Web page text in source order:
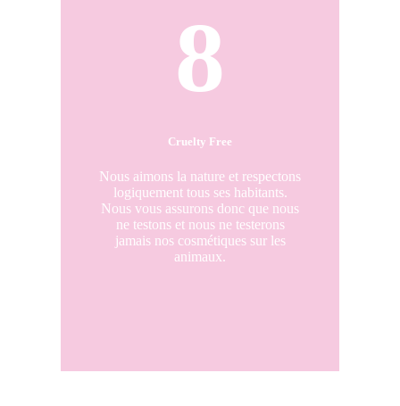
8
Cruelty Free
Nous aimons la nature et respectons
logiquement tous ses habitants.
Nous vous assurons donc que nous
ne testons et nous ne testerons
jamais nos cosmétiques sur les
animaux.